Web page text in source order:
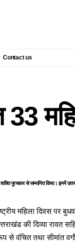
Contact us
33
पुरस्कार से सम्मानित किया। इनमें
महिला दिवस पर
की दिव्या रावत
से वंचित तथा सीमांत